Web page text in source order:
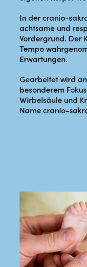
In der cranio-
achtsame und
Vordergrund. Der
Tempo
Erwartungen.
Gearbeitet wird
besonderem
Wirbelsäule und
Name cranio-